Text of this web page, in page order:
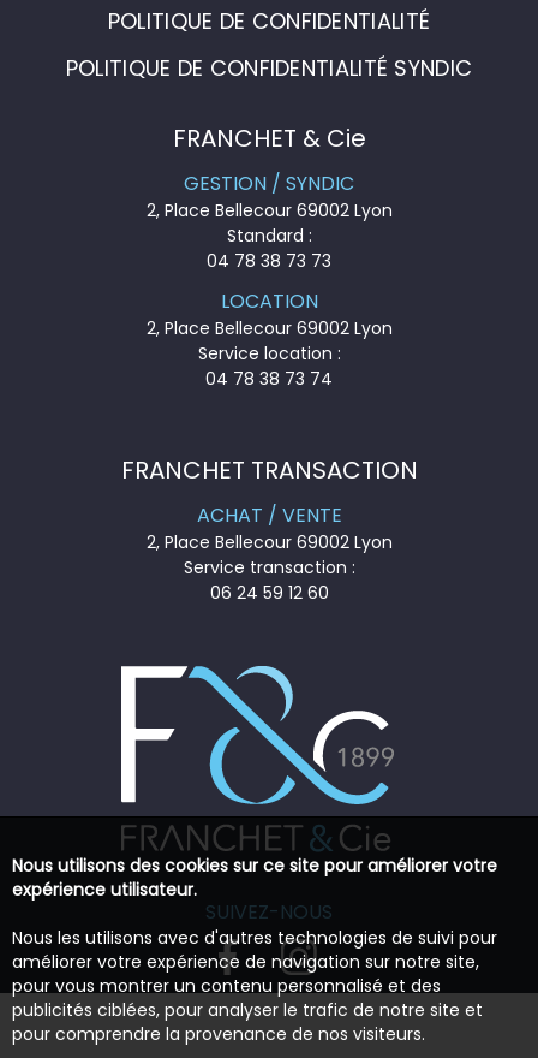
POLITIQUE DE CONFIDENTIALITÉ
POLITIQUE DE CONFIDENTIALITÉ SYNDIC
FRANCHET & Cie
GESTION / SYNDIC
2, Place Bellecour 69002 Lyon
Standard :
04 78 38 73 73
LOCATION
2, Place Bellecour 69002 Lyon
Service location :
04 78 38 73 74
FRANCHET TRANSACTION
ACHAT / VENTE
2, Place Bellecour 69002 Lyon
Service transaction :
06 24 59 12 60
SUIVEZ-NOUS
Nous utilisons des cookies sur ce site pour améliorer votre
expérience utilisateur.
Nous les utilisons avec d'autres technologies de suivi pour
améliorer votre expérience de navigation sur notre site,
pour vous montrer un contenu personnalisé et des
publicités ciblées, pour analyser le trafic de notre site et
pour comprendre la provenance de nos visiteurs.